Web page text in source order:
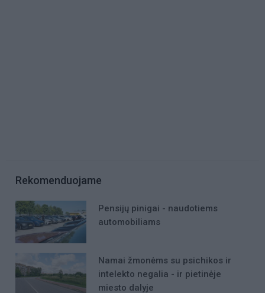
Rekomenduojame
Pensijų pinigai - naudotiems
automobiliams
Namai žmonėms su psichikos ir
intelekto negalia - ir pietinėje
miesto dalyje